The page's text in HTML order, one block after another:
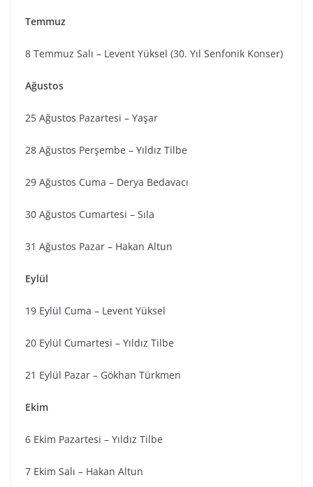
Temmuz
8 Temmuz Salı – Levent Yüksel (30. Yıl Senfonik Konser)
Ağustos
25 Ağustos Pazartesi – Yaşar
28 Ağustos Perşembe – Yıldız Tilbe
29 Ağustos Cuma – Derya Bedavacı
30 Ağustos Cumartesi – Sıla
31 Ağustos Pazar – Hakan Altun
Eylül
19 Eylül Cuma – Levent Yüksel
20 Eylül Cumartesi – Yıldız Tilbe
21 Eylül Pazar – Gökhan Türkmen
Ekim
6 Ekim Pazartesi – Yıldız Tilbe
7 Ekim Salı – Hakan Altun